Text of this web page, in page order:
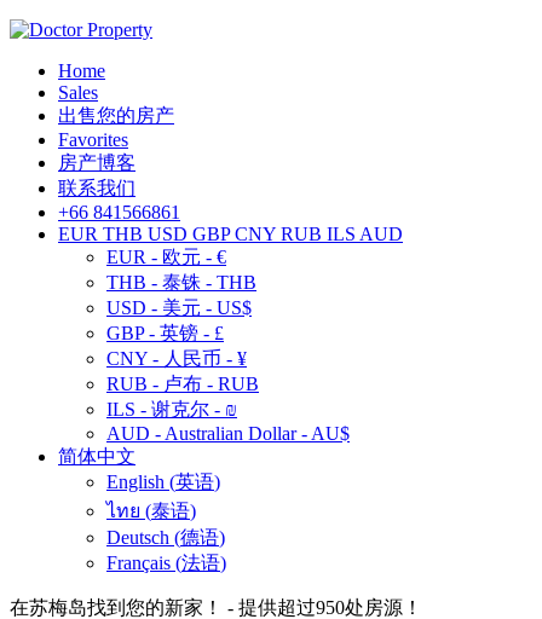
Home
Sales
出售您的房产
Favorites
房产博客
联系我们
+66 841566861
EUR THB USD GBP CNY RUB ILS AUD
EUR - 欧元 - €
THB - 泰铢 - THB
USD - 美元 - US$
GBP - 英镑 - £
CNY - 人民币 - ¥
RUB - 卢布 - RUB
ILS - 谢克尔 - ₪
AUD - Australian Dollar - AU$
简体中文
English (英语)
ไทย (泰语)
Deutsch (德语)
Français (法语)
在苏梅岛找到您的新家！ - 提供超过950处房源！